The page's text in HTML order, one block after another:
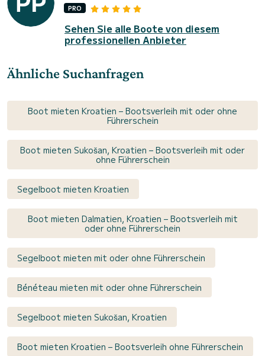
PRO
Sehen Sie alle Boote von diesem
professionellen Anbieter
Ähnliche Suchanfragen
Boot mieten Kroatien – Bootsverleih mit oder ohne
Führerschein
Boot mieten Sukošan, Kroatien – Bootsverleih mit oder
ohne Führerschein
Segelboot mieten Kroatien
Boot mieten Dalmatien, Kroatien – Bootsverleih mit
oder ohne Führerschein
Segelboot mieten mit oder ohne Führerschein
Bénéteau mieten mit oder ohne Führerschein
Segelboot mieten Sukošan, Kroatien
Boot mieten Kroatien – Bootsverleih ohne Führerschein